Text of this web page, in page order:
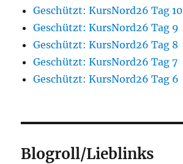
Geschützt: KursNord26 Tag 10
Geschützt: KursNord26 Tag 9
Geschützt: KursNord26 Tag 8
Geschützt: KursNord26 Tag 7
Geschützt: KursNord26 Tag 6
Blogroll/Lieblinks